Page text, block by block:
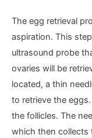
The egg retrieval
aspiration. This
ultrasound probe
ovaries will be
located, a thin
to retrieve the
the follicles. The
which then collects